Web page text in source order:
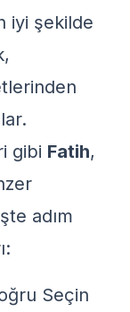
iyi şekilde
gibi Fatih,
adım
Seçin